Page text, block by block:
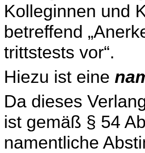
Kolleginnen und
betreffend
trittstests vor“.
Hiezu ist eine
Da dieses
ist gemäß § 54
namentliche